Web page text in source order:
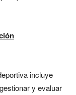
incluye
y evaluar